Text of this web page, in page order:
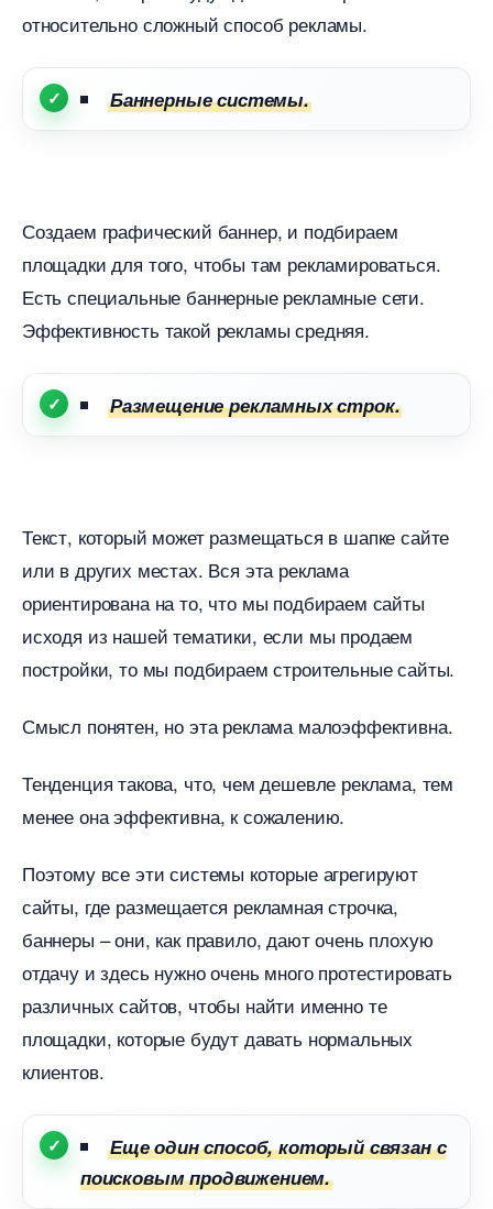
относительно сложный способ рекламы.
Баннерные системы.
Создаем графический баннер, и подбираем
площадки для того, чтобы там рекламироваться.
Есть специальные баннерные рекламные сети.
Эффективность такой рекламы средняя.
Размещение рекламных строк.
Текст, который может размещаться в шапке сайте
или в других местах. Вся эта реклама
ориентирована на то, что мы подбираем сайты
исходя из нашей тематики, если мы продаем
постройки, то мы подбираем строительные сайты.
Смысл понятен, но эта реклама малоэффективна.
Тенденция такова, что, чем дешевле реклама, тем
менее она эффективна, к сожалению.
Поэтому все эти системы которые агрегируют
сайты, где размещается рекламная строчка,
аннеры – они, как правило, дают очень плохую
отдачу и здесь нужно очень много протестировать
различных сайтов, чтобы найти именно те
площадки, которые будут давать нормальных
клиентов.
Еще один способ, который связан с
поисковым продвижением.